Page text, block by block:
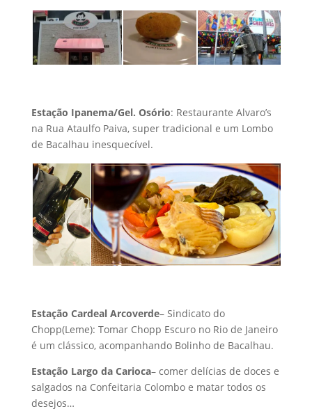
Estação Ipanema/Gel. Osório: Restaurante Alvaro’s
na Rua Ataulfo Paiva, super tradicional e um Lombo
de Bacalhau inesquecível.
Estação Cardeal Arcoverde– Sindicato do
Chopp(Leme): Tomar Chopp Escuro no Rio de Janeiro
é um clássico, acompanhando Bolinho de Bacalhau.
Estação Largo da Carioca– comer delícias de doces e
salgados na Confeitaria Colombo e matar todos os
desejos…